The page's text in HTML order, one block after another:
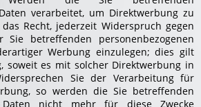
verarbeitet, um Direktwerbung zu
Recht, jederzeit Widerspruch gegen
betreffenden personenbezogenen
Werbung einzulegen; dies gilt
soweit es mit solcher Direktwerbung in
Sie der Verarbeitung für
so werden die Sie betreffenden
Daten nicht mehr für diese Zwecke